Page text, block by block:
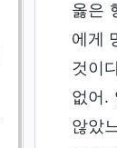
옳은
에게
것이
없어.
않았